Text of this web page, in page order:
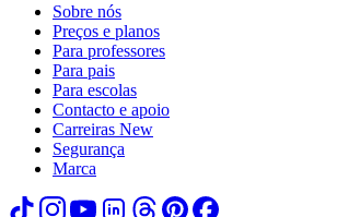
Sobre nós
Preços e planos
Para professores
Para pais
Para escolas
Contacto e apoio
Carreiras New
Segurança
Marca